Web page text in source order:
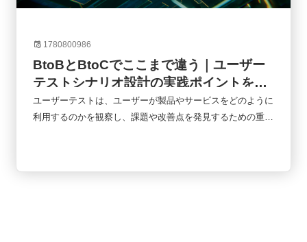
1780800986
BtoBとBtoCでここまで違う｜ユーザー
テストシナリオ設計の実践ポイントを徹
底比較
ユーザーテストは、ユーザーが製品やサービスをどのように
利用するのかを観察し、課題や改善点を発見するための重要